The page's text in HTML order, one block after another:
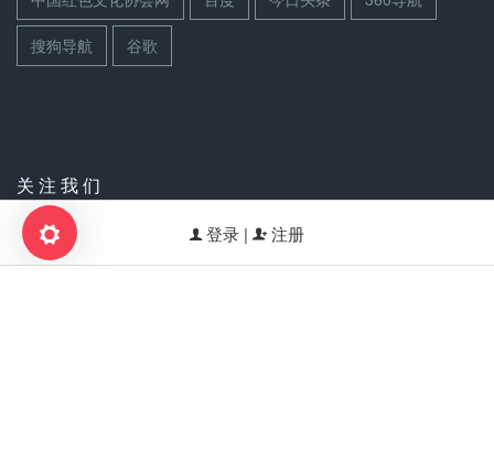
登录 | 注册
搜狗导航 谷歌
关 注 我 们
扫码关注世界文联官方公众号